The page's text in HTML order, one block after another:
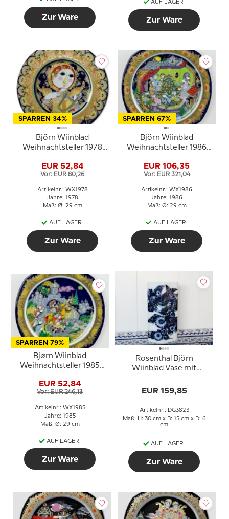
Zur Ware
AUF LAGER
Zur Ware
SPARREN 34%
Björn Wiinblad
Weihnachtsteller 1978
EUR 52,84
Vor: EUR 80,26
Artikelnr.: WX1978
Jahre: 1978
Maß: Ø: 29 cm
AUF LAGER
Zur Ware
SPARREN 67%
Björn Wiinblad
Weihnachtsteller 1986
EUR 106,35
Vor: EUR 321,04
Artikelnr.: WX1986
Jahre: 1986
Maß: Ø: 29 cm
AUF LAGER
Zur Ware
SPARREN 79%
Bjørn Wiinblad
Weihnachtsteller 1985
folgen dem Stern
EUR 52,84
Vor: EUR 246,13
Artikelnr.: WX1985
Jahre: 1985
Maß: Ø: 29 cm
AUF LAGER
Zur Ware
Rosenthal Björn
Wiinblad Vase mit
EUR 159,85
Artikelnr.: DG3823
Maß: H: 30 cm x B: 15 cm x D: 6
cm
AUF LAGER
Zur Ware